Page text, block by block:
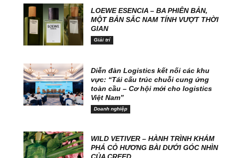
LOEWE ESENCIA – BA PHIÊN BẢN,
MỘT BẢN SẮC NAM TÍNH VƯỢT THỜI
GIAN
Giải trí
Diễn đàn Logistics kết nối các khu
vực: “Tái cấu trúc chuỗi cung ứng
toàn cầu – Cơ hội mới cho logistics
Việt Nam”
Doanh nghiệp
WILD VETIVER – HÀNH TRÌNH KHÁM
PHÁ CỎ HƯƠNG BÀI DƯỚI GÓC NHÌN